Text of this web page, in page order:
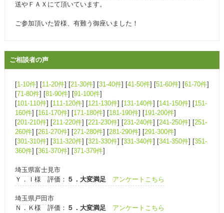
送やＦＡＸにて頂いています。
ご参加頂いた皆様、有難う御座いました！
ご相談者の声
[1-10件] [11-20件] [21-30件] [31-40件] [41-50件] [51-60件] [61-70件]
[71-80件] [81-90件] [91-100件]
[101-110件] [111-120件] [121-130件] [131-140件] [141-150件] [151-
160件] [161-170件] [171-180件] [181-190件] [191-200件]
[201-210件] [211-220件] [221-230件] [231-240件] [241-250件] [251-
260件] [261-270件] [271-280件] [281-290件] [291-300件]
[301-310件] [311-320件] [321-330件] [331-340件] [341-350件] [351-
360件] [361-370件] [371-379件]
埼玉県富士見市
Ｙ．Ｉ様 評価： ５．大変満足 アンケートこちら
埼玉県戸田市
Ｎ．Ｋ様 評価： ５．大変満足 アンケートこちら